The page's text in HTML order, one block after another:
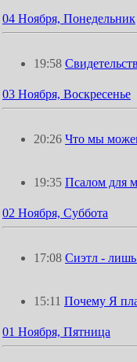
04 Ноября, Понедельник
19:58
03 Ноября, Воскресенье
20:26 Что мы
19:35 Псалом для
02 Ноября, Суббота
17:08 Сиэтл -
15:11 Почему Я
01 Ноября, Пятница